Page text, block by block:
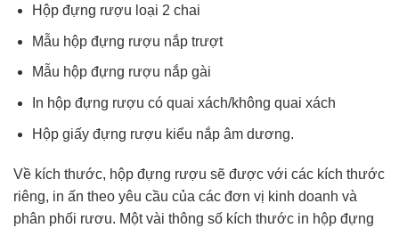
Hộp đựng rượu loại 2 chai
Mẫu hộp đựng rượu nắp trượt
Mẫu hộp đựng rượu nắp gài
In hộp đựng rượu có quai xách/không quai xách
Hộp giấy đựng rượu kiểu nắp âm dương.
Về kích thước, hộp đựng rượu sẽ được với các kích thước
riêng, in ấn theo yêu cầu của các đơn vị kinh doanh và
phân phối rươu. Một vài thông số kích thước in hộp đựng